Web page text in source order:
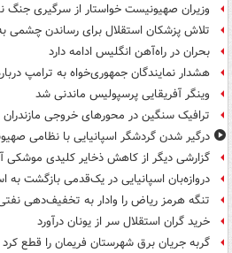
وزیران صهیونیست خواستار از سرگیری جنگ
تلاش پزشکان استقلال برای رساندن چشمی
بحران در راه‌آهن انگلیس ادامه دارد
هشدار نمایندگان جمهوری‌خواه به ترامپ
وینگر آفریقایی پرسپولیس ماندنی شد
ترافیک سنگین در محورهای خروجی مازندران
درگیر شدن گردشگر اسپانیایی با نظامی
گزارشی دیگر از کاهش ذخایر کلیدی موشکی
دروازه‌بان اسپانیایی در یک‌قدمی بازگشت به
تنگه هرمز ریاض را وادار به تخفیف‌دهی
خرید گران استقلال سر از یونان درآورد
گربه جریان برق شهرستان فریمان را قطع کرد